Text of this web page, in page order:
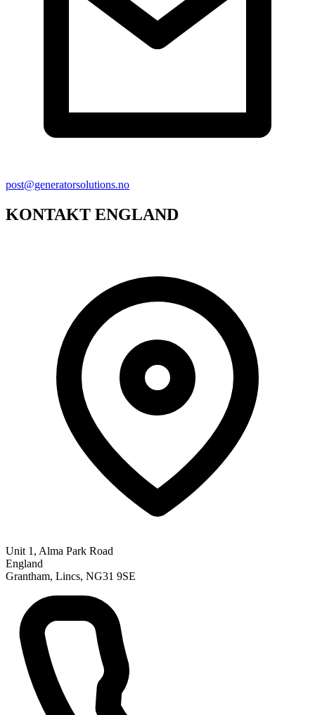
post@generatorsolutions.no
KONTAKT ENGLAND
Unit 1, Alma Park Road
England
Grantham, Lincs, NG31 9SE